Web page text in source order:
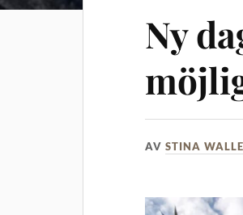
Ny
AVSTINA